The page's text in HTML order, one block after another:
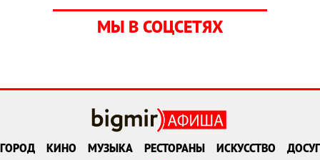
МЫ В СОЦСЕТЯХ
ГОРОД КИНО МУЗЫКА РЕСТОРАНЫ ИСКУССТВО ДОСУГ